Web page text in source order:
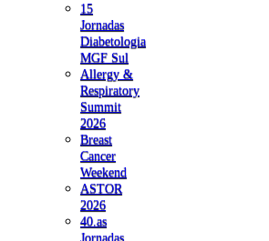
15
Jornadas
Diabetologia
MGF Sul
Allergy &
Respiratory
Summit
2026
Breast
Cancer
Weekend
ASTOR
2026
40.as
Jornadas